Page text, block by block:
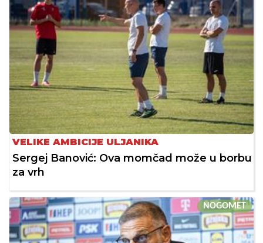
VELIKE AMBICIJE ULJANIKA
Sergej Banović: Ova momčad može u borbu
za vrh
NOGOMET